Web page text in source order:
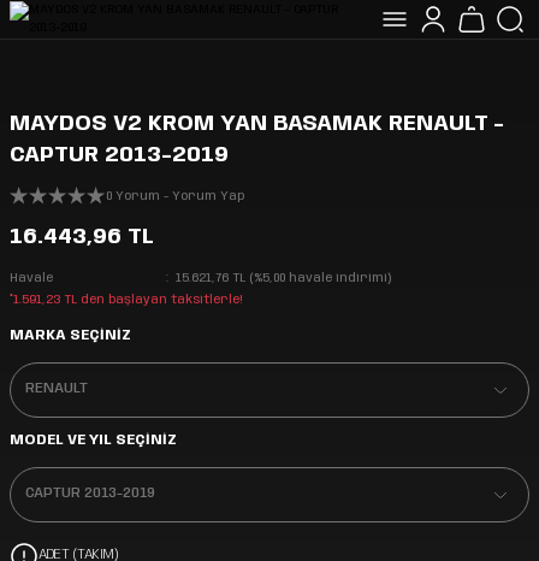
MAYDOS V2 KROM YAN BASAMAK RENAULT -
CAPTUR 2013-2019
0 Yorum - Yorum Yap
16.443,96 TL
Havale
15.621,76 TL (%5,00 havale indirimi)
*1.591,23 TL den başlayan taksitlerle!
MARKA SEÇİNİZ
MODEL VE YIL SEÇİNİZ
ADET (TAKIM)